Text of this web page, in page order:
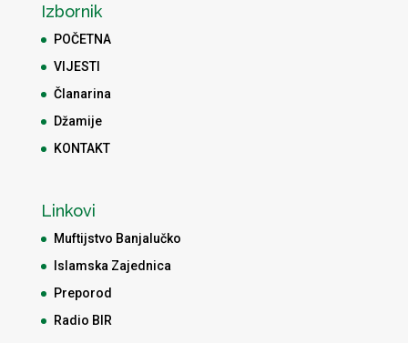
Izbornik
POČETNA
VIJESTI
Članarina
Džamije
KONTAKT
Linkovi
Muftijstvo Banjalučko
Islamska Zajednica
Preporod
Radio BIR